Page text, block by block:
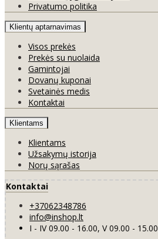
Privatumo politika
Klientų aptarnavimas
Visos prekės
Prekės su nuolaida
Gamintojai
Dovanų kuponai
Svetainės medis
Kontaktai
Klientams
Klientams
Užsakymų istorija
Norų sąrašas
Kontaktai
+37062348786
info@inshop.lt
I - IV 09.00 - 16.00, V 09.00 - 15.00